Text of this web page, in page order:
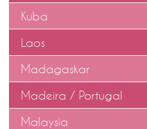
Kuba
Laos
Madagaskar
Madeira / Portugal
Malaysia